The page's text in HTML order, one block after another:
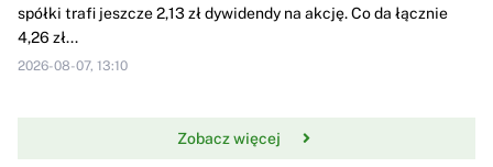
spółki trafi jeszcze 2,13 zł dywidendy na akcję. Co da łącznie
4,26 zł...
2026-08-07, 13:10
Zobacz więcej